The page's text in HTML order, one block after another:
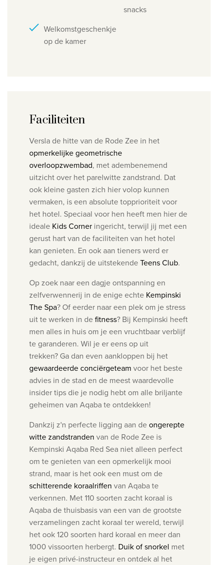
snacks
Welkomstgeschenkje
op de kamer
Faciliteiten
Versla de hitte van de Rode Zee in het
opmerkelijke geometrische
overloopzwembad, met adembenemend
uitzicht over het parelwitte zandstrand. Dat
ook kleine gasten zich hier volop kunnen
vermaken, is een absolute topprioriteit voor
het hotel. Speciaal voor hen heeft men hier de
ideale Kids Corner ingericht, terwijl jij met een
gerust hart van de faciliteiten van het hotel
kan genieten. En ook aan tieners werd er
gedacht, dankzij de uitstekendeTeens Club.
Op zoek naar een dagje ontspanning en
zelfverwennerij in de enige echte Kempinski
The Spa​? Of eerder naar een plek om je stress
uit te werken in defitness? Bij Kempinski heeft
men alles in huis om je een vruchtbaar verblijf
te garanderen. Wil je er eens op uit
trekken? Ga dan even aankloppen bij het
gewaardeerdeconciërgeteam voor het beste
advies in de stad en de meest waardevolle
insider tips die je nodig hebt om alle briljante
geheimen van Aqaba te ontdekken!
Dankzij z'n perfecte ligging aan deongerepte
witte zandstranden van de Rode Zee is
Kempinski Aqaba Red Sea niet alleen perfect
om te genieten van een opmerkelijk mooi
strand, maar is het ook een must om de
schitterende koraalriffen van Aqaba te
verkennen. Met 110 soorten zacht koraal is
Aqaba de thuisbasis van een van de grootste
verzamelingen zacht koraal ter wereld, terwijl
het ook 120 soorten hard koraal en meer dan
1000 vissoorten herbergt. Duik of snorkel met
je eigen privé-instructeur en ontdek al het